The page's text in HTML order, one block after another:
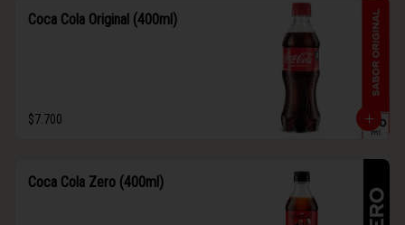
Coca Cola Original (400ml)
$7.700
Coca Cola Zero (400ml)